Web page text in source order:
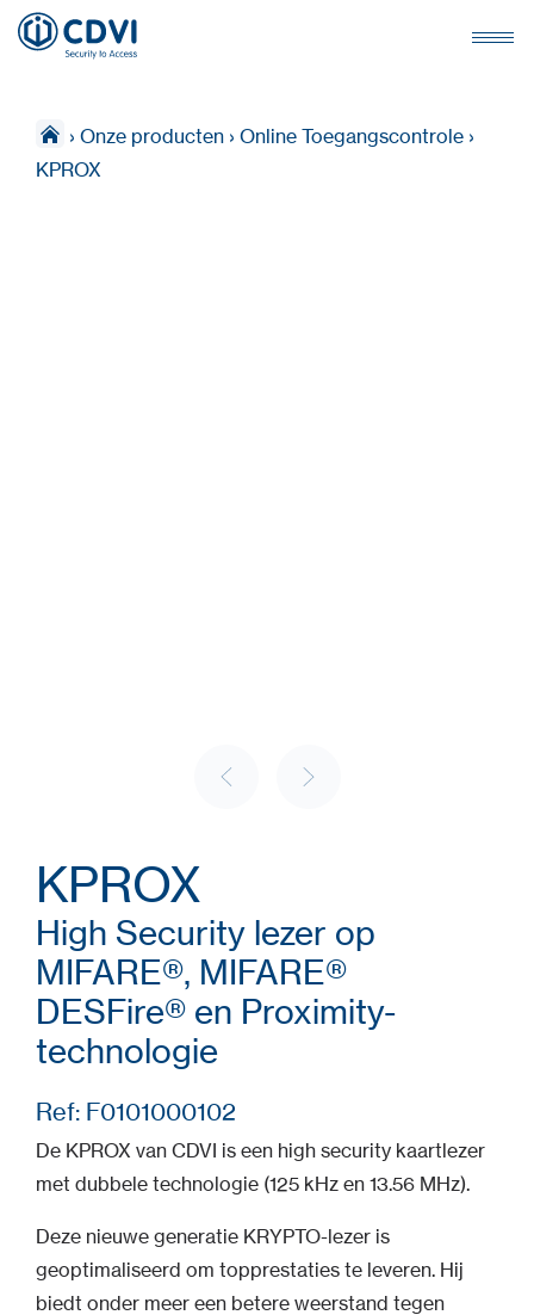
› Onze producten › Online Toegangscontrole ›
KPROX
KPROX
High Security lezer op
MIFARE®, MIFARE®
DESFire® en Proximity-
technologie
Ref: F0101000102
De KPROX van CDVI is een high security kaartlezer
met dubbele technologie (125 kHz en 13.56 MHz).
Deze nieuwe generatie KRYPTO-lezer is
geoptimaliseerd om topprestaties te leveren. Hij
biedt onder meer een betere weerstand tegen